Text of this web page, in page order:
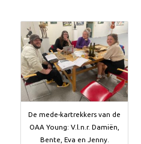
De mede-kartrekkers van de
OAA Young: V.l.n.r. Damiën,
Bente, Eva en Jenny.